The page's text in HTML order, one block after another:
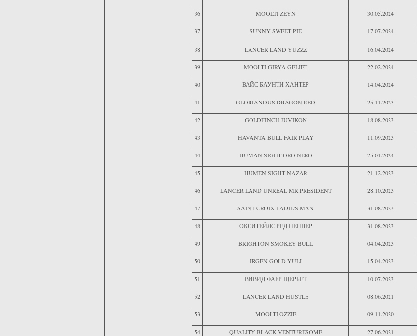
36 MOOLTI ZEYN 30.05.2024
37 SUNNY SWEET PIE 17.07.2024
38 LANCER LAND YUZZZ 16.04.2024
39 MOOLTI GIRYA GELIET 22.02.2024
40 ВАЙС БАУНТИ ХАНТЕР 14.04.2024
41 GLORIANDUS DRAGON RED 25.11.2023
42 GOLDFINCH JUVIKON 18.08.2023
43 HAVANTA BULL FAIR PLAY 11.09.2023
44 HUMAN SIGHT ORO NERO 25.01.2024
45 HUMEN SIGHT NAZAR 21.12.2023
46 LANCER LAND UNREAL MR.PRESIDENT 28.10.2023
47 SAINT CROIX LADIE'S MAN 31.08.2023
48 ОКСИТЕЙЛС РЕД ПЕППЕР 31.08.2023
49 BRIGHTON SMOKEY BULL 04.04.2023
50 IRGEN GOLD YULI 15.04.2023
51 ВИВИД ФАЕР ЩЕРБЕТ 10.07.2023
52 LANCER LAND HUSTLE 08.06.2021
53 MOOLTI OZZIE 09.11.2020
54 QUALITY BLACK VENTURESOME 27.06.2021